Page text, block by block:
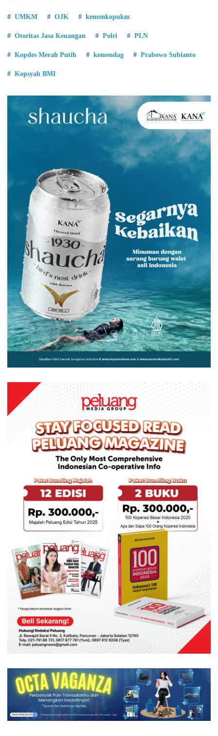
UMKM OJK kemenkopukm
Otoritas Jasa Keuangan Polri PLN
Kopdes Merah Putih kemendag Prabowo Subianto
Kopsyah BMI